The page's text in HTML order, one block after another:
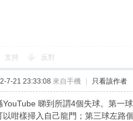
支持 反對
7-21 23:33:08 來自手機 只看該作者
YouTube 睇到所謂4個失球。第一
以咁樣掃入自己龍門；第三球左路